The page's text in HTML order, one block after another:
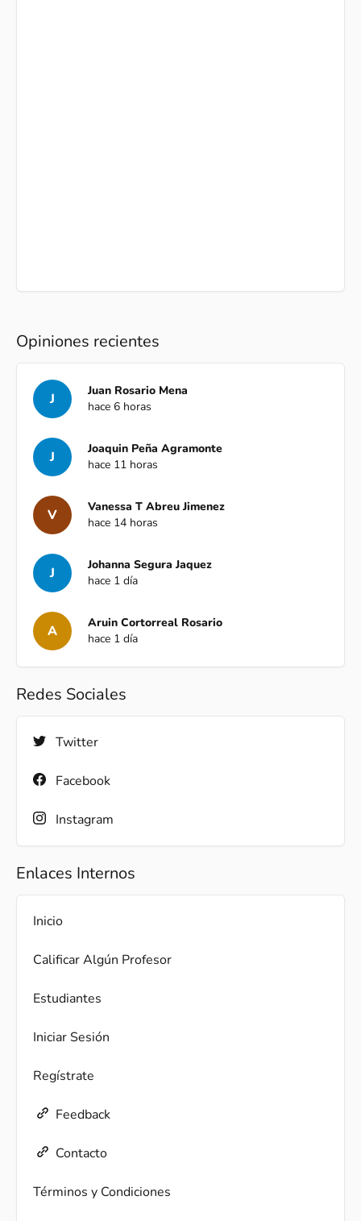
Opiniones recientes
J
Juan Rosario Mena
hace 6 horas
J
Joaquin Peña Agramonte
hace 11 horas
V
Vanessa T Abreu Jimenez
hace 14 horas
J
Johanna Segura Jaquez
hace 1 día
A
Aruin Cortorreal Rosario
hace 1 día
Redes Sociales
Twitter
Facebook
Instagram
Enlaces Internos
Inicio
Calificar Algún Profesor
Estudiantes
Iniciar Sesión
Regístrate
Feedback
Contacto
Términos y Condiciones